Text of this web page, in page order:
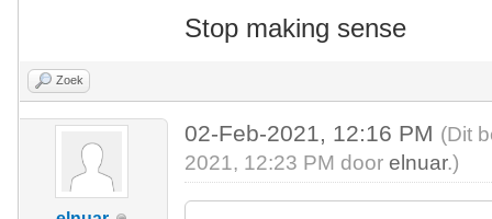
Stop making sense
Zoek
02-Feb-2021, 12:16 PM (Dit
2021, 12:23 PM doorelnuar.)